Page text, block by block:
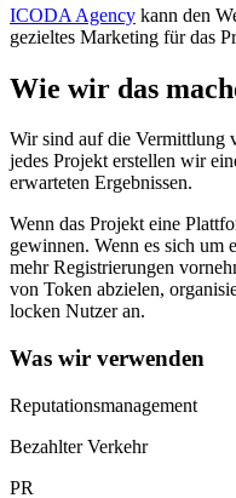
ICODA Agency kann den
gezieltes Marketing für das
Wie wir das
Wir sind auf die Vermittlung
jedes Projekt erstellen wir
erwarteten Ergebnissen.
Wenn das Projekt eine
gewinnen. Wenn es sich um
mehr Registrierungen
von Token abzielen,
locken Nutzer an.
Was wir verwenden
Reputationsmanagement
Bezahlter Verkehr
PR